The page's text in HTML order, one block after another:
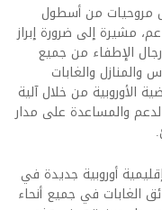
22 طائرة وخمس مروحيات من أسطول
مشيرة إلى ضرورة إبراز
الإطفاء من جميع
والمنازل والغابات
الأوروبية من خلال آلية
والمساعدة على مدار
أوروبية جديدة في
الغابات في جميع أنحاء